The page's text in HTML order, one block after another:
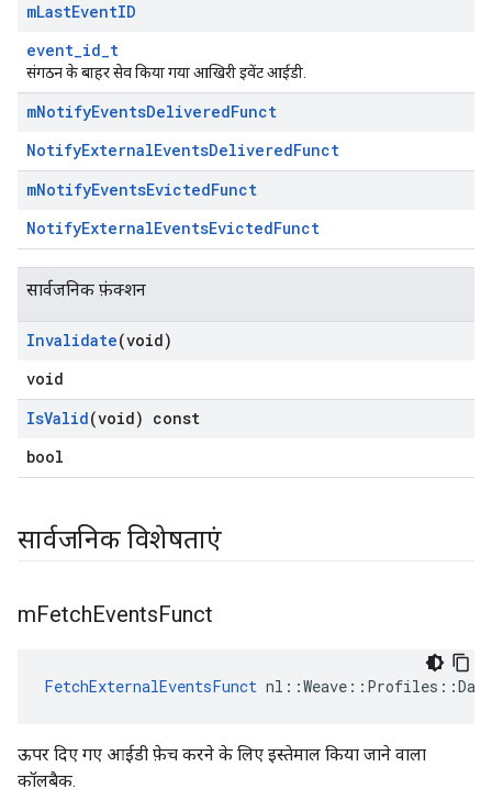
mLastEventID
event_id_t
संगठन के बाहर सेव किया गया आखिरी इवेंट आईडी.
mNotifyEventsDeliveredFunct
NotifyExternalEventsDeliveredFunct
mNotifyEventsEvictedFunct
NotifyExternalEventsEvictedFunct
सार्वजनिक फ़ंक्शन
Invalidate(void)
void
IsValid(void) const
bool
सार्वजनिक विशेषताएं
mFetchEventsFunct
FetchExternalEventsFunct
ऊपर दिए गए आईडी फ़ेच करने के लिए इस्तेमाल किया जाने वाला
कॉलबैक.